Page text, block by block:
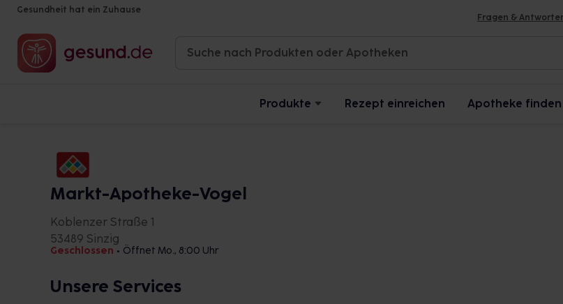
Gesundheit hat ein Zuhause
Fragen &
Produkte Rezept einreichen Apotheke finden
Markt-Apotheke-Vogel
Koblenzer Straße 1
53489 Sinzig
Geschlossen • Öffnet Mo., 8:00 Uhr
Unsere Services